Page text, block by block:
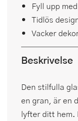
Fyll upp
Tidlös
Vacker
Beskrivelse
Den stilfulla
en gran, är en
lyfter ditt hem.